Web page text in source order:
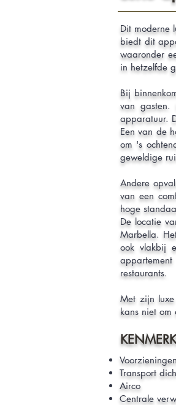
Dit moderne
biedt dit
waaronder
in hetzelfde
Bij
van gasten.
apparatuur.
Een van de
om 's
geweldige
Andere
van een
hoge
De locatie
Marbella.
ook vlakbij
restaurants.
Met zijn
kans niet om
Transport
Airco
Centrale